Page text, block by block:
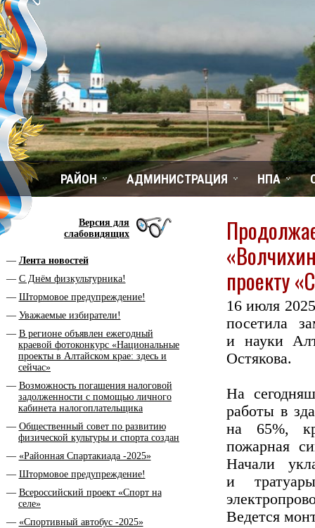
РАЙОН АДМИНИСТРАЦИЯ НПА
Версия для
слабовидящих
Лента новостей
С Днём физкультурника!
Штормовое предупреждение!
Уважаемые избиратели!
В регионе объявлен ежегодный
краевой фотоконкурс «Национальные
проекты в Алтайском крае: здесь и
сейчас»
Возможность погашения налоговой
задолженности с помощью личного
кабинета налогоплательщика
Общественный совет по развитию
физической культуры и спорта создан
«Районная Спартакиада -2025»
Штормовое предупреждение!
Всероссийский проект «Спорт на
селе»
«Спортивный автобус -2025»
проекту
16 июля
посетила
и науки
Остякова.
На
работы в
на 65%,
пожарная
Начали
и
Ведется